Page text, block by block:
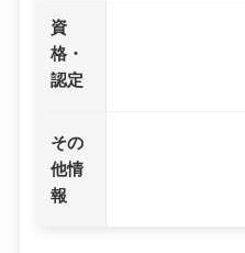
資
格・
認定
その
他情
報